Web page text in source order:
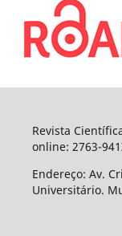
Revista
online: 2763-
Endereço: Av.
Universitário.